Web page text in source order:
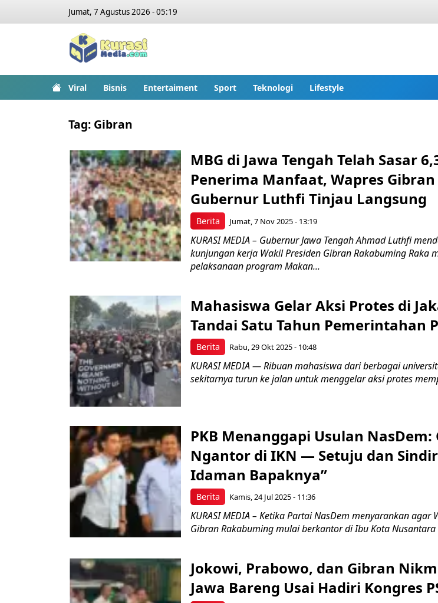
Jumat, 7 Agustus 2026 - 05:19
Viral Bisnis Entertaiment Sport Teknologi Lifestyle
Tag: Gibran
Berita
MBG di Jawa Tengah Telah Sasar
Penerima Manfaat, Wapres
Gubernur Luthfi Tinjau Langsung
Jumat, 7 Nov 2025 - 13:19
KURASI MEDIA – Gubernur Jawa Tengah Ahmad Luthfi
kunjungan kerja Wakil Presiden Gibran Rakabuming Raka
pelaksanaan program Makan...
Berita
Mahasiswa Gelar Aksi Protes di
Tandai Satu Tahun Pemerintahan
Rabu, 29 Okt 2025 - 10:48
KURASI MEDIA — Ribuan mahasiswa dari berbagai
sekitarnya turun ke jalan untuk menggelar aksi protes
Berita
PKB Menanggapi Usulan NasDem:
Ngantor di IKN — Setuju dan
Idaman Bapaknya”
Kamis, 24 Jul 2025 - 11:36
KURASI MEDIA – Ketika Partai NasDem menyarankan agar
Gibran Rakabuming mulai berkantor di Ibu Kota Nusantara
Jokowi, Prabowo, dan Gibran
Jawa Bareng Usai Hadiri Kongres